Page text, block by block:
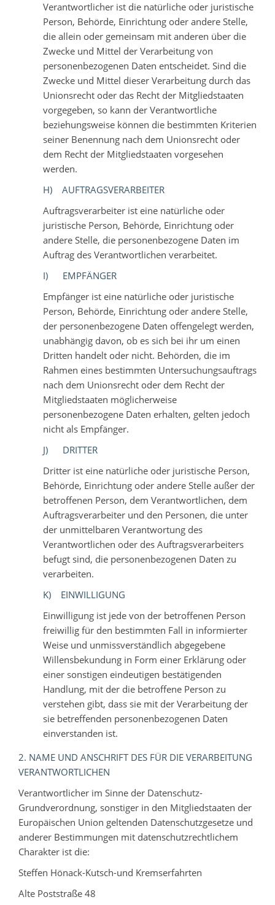
Verantwortlicher ist die natürliche oder juristische
Person, Behörde, Einrichtung oder andere Stelle,
die allein oder gemeinsam mit anderen über die
Zwecke und Mittel der Verarbeitung von
personenbezogenen Daten entscheidet. Sind die
Zwecke und Mittel dieser Verarbeitung durch das
Unionsrecht oder das Recht der Mitgliedstaaten
vorgegeben, so kann der Verantwortliche
beziehungsweise können die bestimmten Kriterien
seiner Benennung nach dem Unionsrecht oder
dem Recht der Mitgliedstaaten vorgesehen
werden.
H) AUFTRAGSVERARBEITER
Auftragsverarbeiter ist eine natürliche oder
juristische Person, Behörde, Einrichtung oder
andere Stelle, die personenbezogene Daten im
Auftrag des Verantwortlichen verarbeitet.
I) EMPFÄNGER
Empfänger ist eine natürliche oder juristische
Person, Behörde, Einrichtung oder andere Stelle,
der personenbezogene Daten offengelegt werden,
unabhängig davon, ob es sich bei ihr um einen
Dritten handelt oder nicht. Behörden, die im
Rahmen eines bestimmten Untersuchungsauftrags
nach dem Unionsrecht oder dem Recht der
Mitgliedstaaten möglicherweise
personenbezogene Daten erhalten, gelten jedoch
nicht als Empfänger.
J) DRITTER
Dritter ist eine natürliche oder juristische Person,
Behörde, Einrichtung oder andere Stelle außer der
betroffenen Person, dem Verantwortlichen, dem
Auftragsverarbeiter und den Personen, die unter
der unmittelbaren Verantwortung des
Verantwortlichen oder des Auftragsverarbeiters
befugt sind, die personenbezogenen Daten zu
verarbeiten.
K) EINWILLIGUNG
Einwilligung ist jede von der betroffenen Person
freiwillig für den bestimmten Fall in informierter
Weise und unmissverständlich abgegebene
Willensbekundung in Form einer Erklärung oder
einer sonstigen eindeutigen bestätigenden
Handlung, mit der die betroffene Person zu
verstehen gibt, dass sie mit der Verarbeitung der
sie betreffenden personenbezogenen Daten
einverstanden ist.
2. NAME UND ANSCHRIFT DES FÜR DIE VERARBEITUNG
VERANTWORTLICHEN
Verantwortlicher im Sinne der Datenschutz-
Grundverordnung, sonstiger in den Mitgliedstaaten der
Europäischen Union geltenden Datenschutzgesetze und
anderer Bestimmungen mit datenschutzrechtlichem
Charakter ist die:
Steffen Hönack-Kutsch-und Kremserfahrten
Alte Poststraße 48